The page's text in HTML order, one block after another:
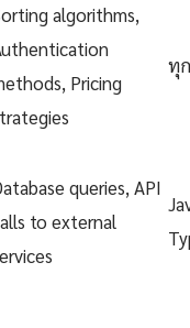
algorithms,
Pricing
ทุ
queries, API
to external